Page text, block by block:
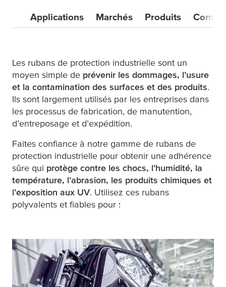
Applications Marchés Produits Contact
Les rubans de protection industrielle sont un
moyen simple de prévenir les dommages, l’usure
et la contamination des surfaces et des produits.
Ils sont largement utilisés par les entreprises dans
les processus de fabrication, de manutention,
d’entreposage et d’expédition.
Faites confiance à notre gamme de rubans de
protection industrielle pour obtenir une adhérence
sûre qui protège contre les chocs, l’humidité, la
température, l’abrasion, les produits chimiques et
l’exposition aux UV. Utilisez ces rubans
polyvalents et fiables pour :